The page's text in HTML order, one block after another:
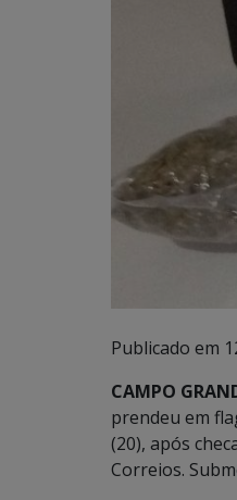
Publicado em
CAMPO
prendeu em
(20), após
Correios.